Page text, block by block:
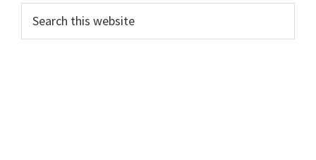
Primary
Sidebar
this
website